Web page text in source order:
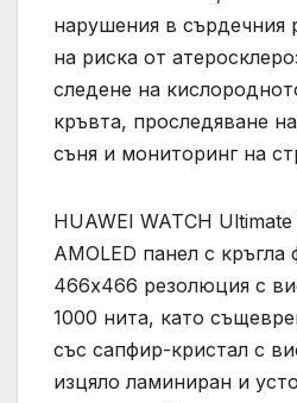
нарушения в сърдечния
на риска от
следене на
кръвта, проследяване
съня и мониторинг на
HUAWEI WATCH
AMOLED панел с
466х466 резолюция с
1000 нита, като
със сапфир-кристал с
изцяло ламиниран и